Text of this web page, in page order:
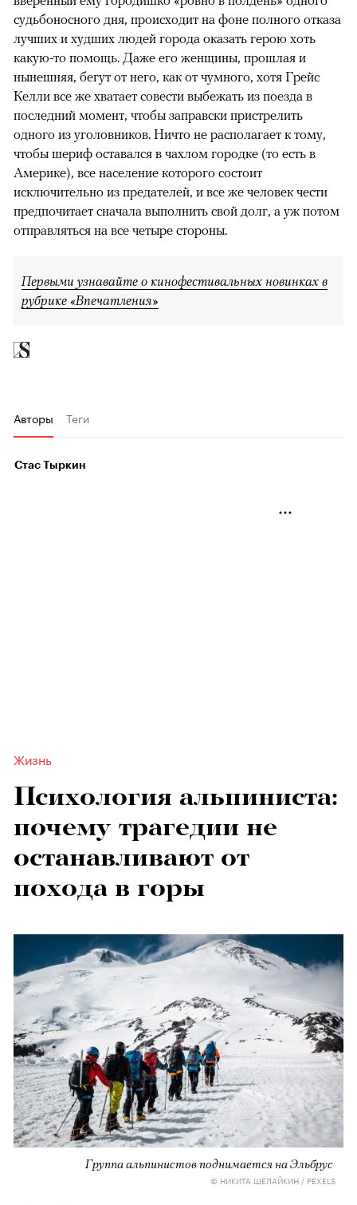
судьбоносного дня, происходит на фоне полного отказа
лучших и худших людей города оказать герою хоть
какую-то помощь. Даже его женщины, прошлая и
нынешняя, бегут от него, как от чумного, хотя Грейс
Келли все же хватает совести выбежать из поезда в
последний момент, чтобы заправски пристрелить
одного из уголовников. Ничто не располагает к тому,
чтобы шериф оставался в чахлом городке (то есть в
Америке), все население которого состоит
исключительно из предателей, и все же человек чести
предпочитает сначала выполнить свой долг, а уж потом
отправляться на все четыре стороны.
Первыми узнавайте о кинофестивальных новинках в
рубрике «Впечатления»
Авторы Теги
Стас Тыркин
Жизнь
Психология альпиниста:
почему трагедии не
останавливают от
похода в горы
Группа альпинистов поднимается на Эльбрус
© НИКИТА ШЕЛАЙКИН / PEXELS